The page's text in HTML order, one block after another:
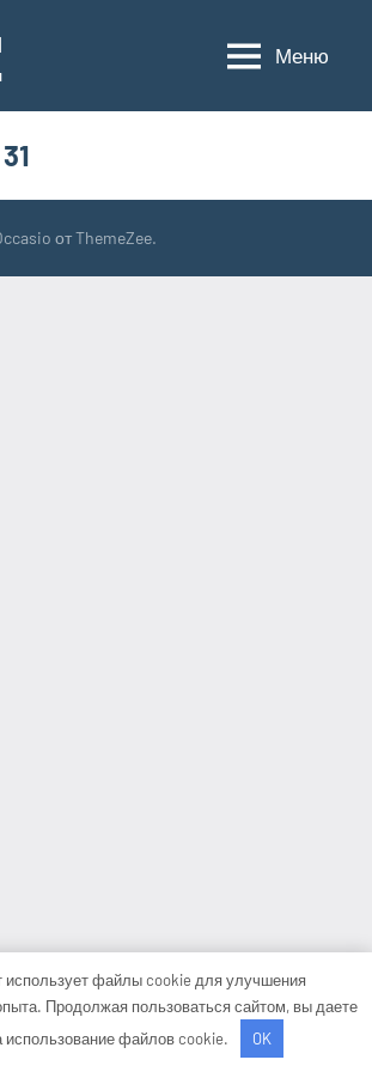
Меню
от ThemeZee.
использует файлы cookie для улучшения
Продолжая пользоваться сайтом, вы даете
использование файлов cookie.
OK